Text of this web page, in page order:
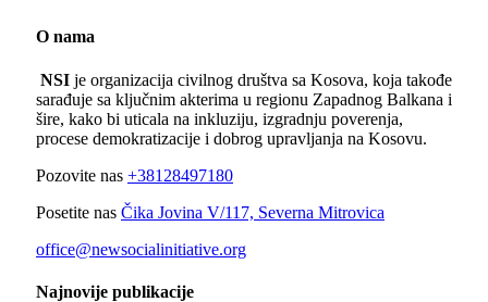
O nama
NSI je organizacija civilnog društva sa Kosova, koja takođe
sarađuje sa ključnim akterima u regionu Zapadnog Balkana i
šire, kako bi uticala na inkluziju, izgradnju poverenja,
procese demokratizacije i dobrog upravljanja na Kosovu.
Pozovite nas +38128497180
Posetite nas Čika Jovina V/117, Severna Mitrovica
office@newsocialinitiative.org
Najnovije publikacije